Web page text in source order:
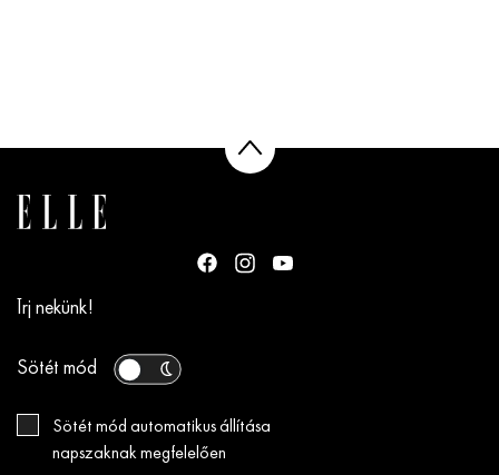
Írj nekünk!
Sötét mód
Sötét mód automatikus állítása
napszaknak megfelelően